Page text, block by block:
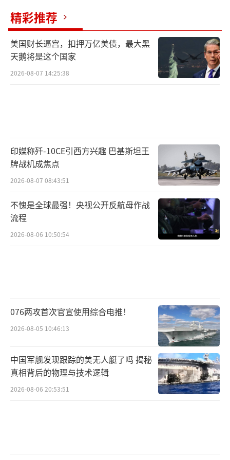
精彩推荐
美国财长逼宫，扣押万亿美债，最大黑
天鹅将是这个国家
2026-08-07 14:25:38
印媒称歼-10CE引西方兴趣 巴基斯坦王
牌战机成焦点
2026-08-07 08:43:51
不愧是全球最强！央视公开反航母作战
流程
2026-08-06 10:50:54
076两攻首次官宣使用综合电推！
2026-08-05 10:46:13
中国军舰发现跟踪的美无人艇了吗 揭秘
真相背后的物理与技术逻辑
2026-08-06 20:53:51